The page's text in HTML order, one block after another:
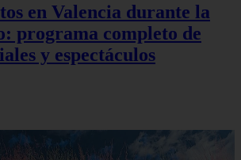
en Valencia durante la
programa completo de
y espectáculos